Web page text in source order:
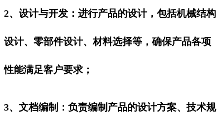
2、设计与开发‌：进行产品的设计，包括机械结构
设计、零部件设计、材料选择等，确保产品各项
性能满足客户要求；
3、文档编制‌：负责编制产品的设计方案、技术规